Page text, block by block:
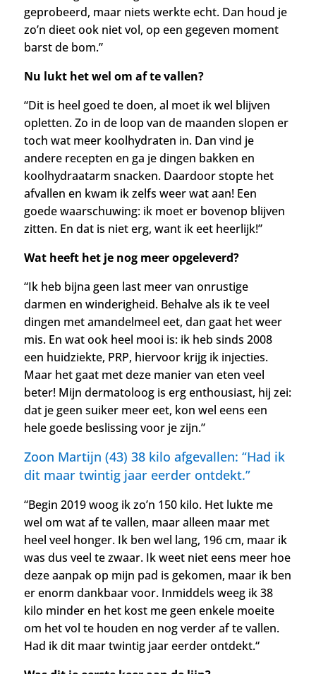
geprobeerd, maar niets werkte echt. Dan houd je
zo’n dieet ook niet vol, op een gegeven moment
barst de bom.”
Nu lukt het wel om af te vallen?
“Dit is heel goed te doen, al moet ik wel blijven
opletten. Zo in de loop van de maanden slopen er
toch wat meer koolhydraten in. Dan vind je
andere recepten en ga je dingen bakken en
koolhydraatarm snacken. Daardoor stopte het
afvallen en kwam ik zelfs weer wat aan! Een
goede waarschuwing: ik moet er bovenop blijven
zitten. En dat is niet erg, want ik eet heerlijk!”
Wat heeft het je nog meer opgeleverd?
“Ik heb bijna geen last meer van onrustige
darmen en winderigheid. Behalve als ik te veel
dingen met amandelmeel eet, dan gaat het weer
mis. En wat ook heel mooi is: ik heb sinds 2008
een huidziekte, PRP, hiervoor krijg ik injecties.
Maar het gaat met deze manier van eten veel
beter! Mijn dermatoloog is erg enthousiast, hij zei:
dat je geen suiker meer eet, kon wel eens een
hele goede beslissing voor je zijn.”
Zoon Martijn (43) 38 kilo afgevallen: “Had ik
dit maar twintig jaar eerder ontdekt.”
“Begin 2019 woog ik zo’n 150 kilo. Het lukte me
wel om wat af te vallen, maar alleen maar met
heel veel honger. Ik ben wel lang, 196 cm, maar ik
was dus veel te zwaar. Ik weet niet eens meer hoe
deze aanpak op mijn pad is gekomen, maar ik ben
er enorm dankbaar voor. Inmiddels weeg ik 38
kilo minder en het kost me geen enkele moeite
om het vol te houden en nog verder af te vallen.
Had ik dit maar twintig jaar eerder ontdekt.“